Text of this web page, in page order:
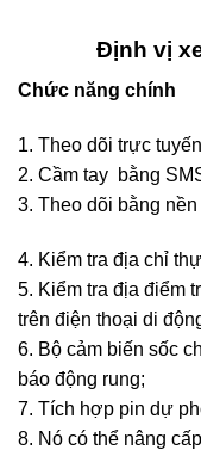
Định vị
Chức năng chính
1. Theo dõi trực
2. Cầm tay bằng
3. Theo dõi bằng
4. Kiểm tra địa chỉ
5. Kiểm tra địa điểm
trên điện thoại di
6. Bộ cảm biến sốc
báo động rung;
7. Tích hợp pin dự
8. Nó có thể nâng